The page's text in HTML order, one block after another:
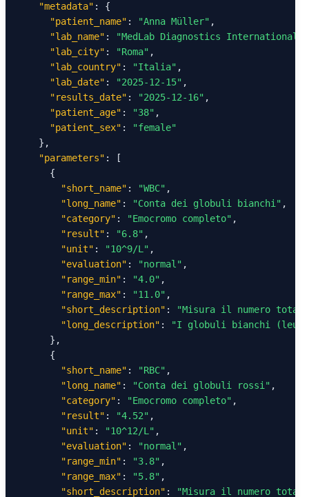
"metadata" : {
"patient_name" : "Anna Müller" ,
"lab_name" : "MedLab Diagnostics International"
"lab_city" : "Roma" ,
"lab_country" : "Italia" ,
"lab_date" : "2025-12-15" ,
"results_date" : "2025-12-16" ,
"patient_age" : "38" ,
"patient_sex" :
"female"
    },
"parameters" : [
      {
"short_name" : "WBC" ,
"long_name" : "Conta dei globuli bianchi" ,
"category" : "Emocromo completo" ,
"result" : "6.8" ,
"unit" : "10^9/L" ,
"evaluation" : "normal" ,
"range_min" : "4.0" ,
"range_max" : "11.0" ,
"short_description" :
"Misura il numero
"long_description" :
"I globuli bianchi
      },
      {
"short_name" : "RBC" ,
"long_name" : "Conta dei globuli rossi" ,
"category" : "Emocromo completo" ,
"result" : "4.52" ,
"unit" : "10^12/L" ,
"evaluation" : "normal" ,
"range_min" : "3.8" ,
"range_max" : "5.8" ,
"short_description" : "Misura il numero